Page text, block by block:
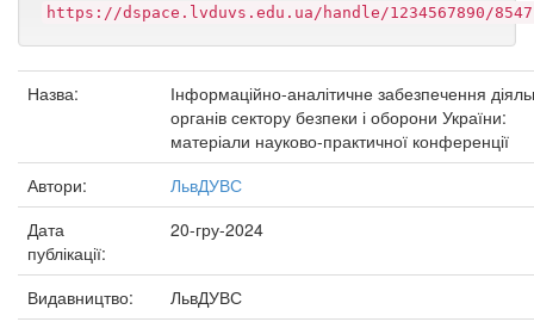
https://dspace.lvduvs.edu.ua/handle/1234567890/8547
Назва:
Інформаційно-аналітичне забезпечення
органів сектору безпеки і оборони України:
матеріали науково-практичної конференції
Автори:
ЛьвДУВС
Дата
публікації:
20-гру-2024
Видавництво:
ЛьвДУВС